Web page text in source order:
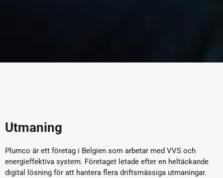
Utmaning
Plumco är ett företag i Belgien som arbetar med VVS och
energieffektiva system. Företaget letade efter en heltäckande
digital lösning för att hantera flera driftsmässiga utmaningar.